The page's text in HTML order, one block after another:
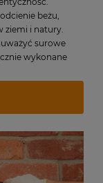
beżu,
ziemi i natury.
surowe
wykonane